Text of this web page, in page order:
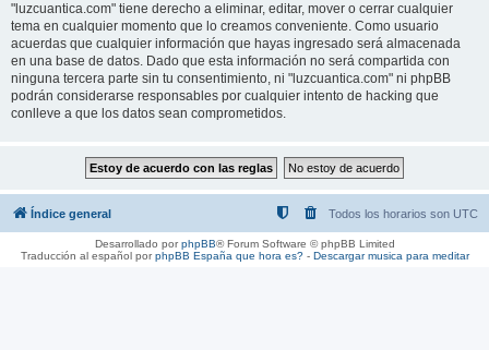
"luzcuantica.com" tiene derecho a eliminar, editar, mover o cerrar cualquier
tema en cualquier momento que lo creamos conveniente. Como usuario
acuerdas que cualquier información que hayas ingresado será almacenada
en una base de datos. Dado que esta información no será compartida con
ninguna tercera parte sin tu consentimiento, ni "luzcuantica.com" ni phpBB
podrán considerarse responsables por cualquier intento de hacking que
conlleve a que los datos sean comprometidos.
Índice general Todos los horarios son UTC
Desarrollado porphpBB® Forum Software © phpBB Limited
Traducción al español porphpBB España que hora es?- Descargar musica para meditar